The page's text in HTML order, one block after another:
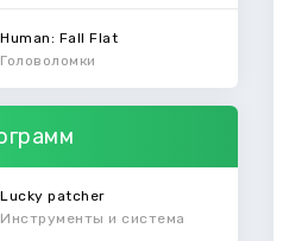
Human: Fall Flat
Головоломки
Lucky patcher
Инструменты и система